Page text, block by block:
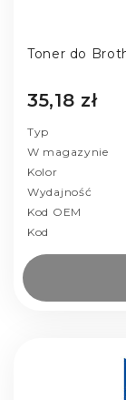
Toner do
35,18 zł
Typ
W magazynie
Kolor
Wydajność
Kod OEM
Kod